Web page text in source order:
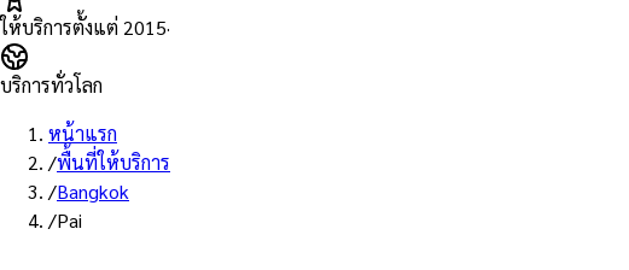
ให้บริการตั้งแต่ 2015·
บริการทั่วโลก
หน้าแรก
/พื้นที่ให้บริการ
/Bangkok
/Pai